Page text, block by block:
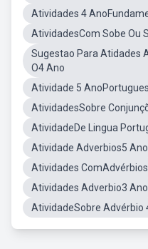
Atividades 4
AtividadesCom Sobe Ou
Sugestao Para Atidades
O4 Ano
Atividade 5
AtividadesSobre
AtividadeDe Lingua
Atividade Adverbios5 Ano
Atividades
Atividades Adverbio3 Ano
AtividadeSobre Advérbio